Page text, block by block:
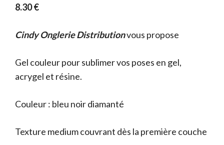
8.30€
Cindy Onglerie Distributionvous propose
Gel couleur pour sublimer vos poses en gel,
acrygel et résine.
Couleur : bleu noir diamanté
Texture medium couvrant dès la première couche